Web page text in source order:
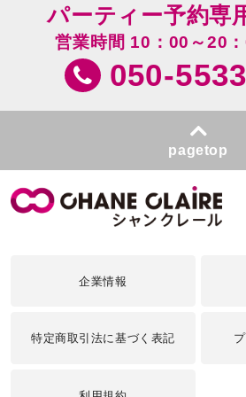
パーティー予約専
営業時間 10：00～20
050-
pagetop
企業情報
特定商取引法に基づく表記